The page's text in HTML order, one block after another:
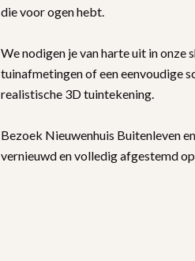
die voor ogen hebt.
We nodigen je van harte uit in
tuinafmetingen of een eenvoudige
realistische 3D tuintekening.
Bezoek Nieuwenhuis Buitenleven
vernieuwd en volledig afgestemd